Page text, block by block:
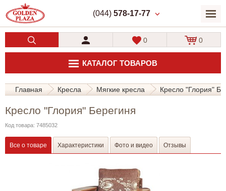
(044) 578-17-77
КАТАЛОГ ТОВАРОВ
0 0
Главная Кресла Мягкие кресла Кресло "Глория"
Кресло "Глория" Берегиня
Код товара: 7485032
Все о товаре Характеристики Фото и видео Отзывы